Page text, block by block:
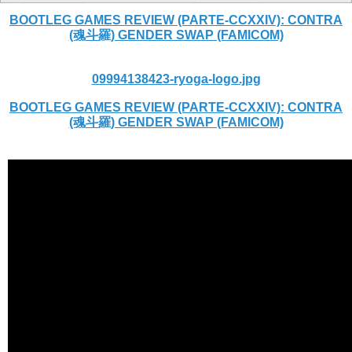
BOOTLEG GAMES REVIEW (PARTE-CCXXIV): CONTRA
(魂斗羅) GENDER SWAP (FAMICOM)
09994138423-ryoga-logo.jpg
BOOTLEG GAMES REVIEW (PARTE-CCXXIV): CONTRA
(魂斗羅) GENDER SWAP (FAMICOM)